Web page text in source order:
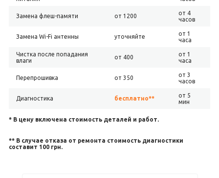
Замена флеш-памяти от 1200
от 4
часов
Замена Wi-Fi антенны уточняйте
от 1
часа
Чистка после попадания
влаги
от 400
от 1
часа
Перепрошивка от 350
от 3
часов
Диагностика бесплатно**
от 5
мин
* В цену включена стоимость деталей и работ.
** В случае отказа от ремонта стоимость диагностики
составит 100 грн.